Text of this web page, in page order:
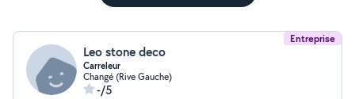
Entreprise
Leo stone deco
Carreleur
Changé (Rive Gauche)
-/5